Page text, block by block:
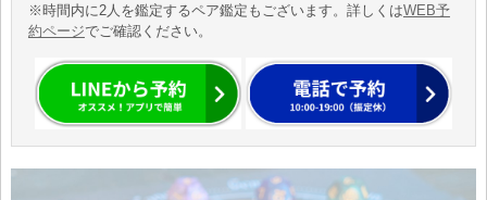
※時間内に2人を鑑定するペア鑑定もございます。詳しくはWEB予
約ページでご確認ください。